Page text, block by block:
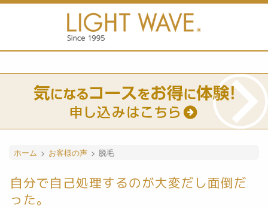
ホーム > お客様の声 > 脱毛
自分で自己処理するのが大変だし面倒だ
った。